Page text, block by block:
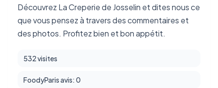
Découvrez La Creperie de Josselin et dites nous ce
que vous pensez à travers des commentaires et
des photos. Profitez bien et bon appétit.
532 visites
FoodyParis avis: 0